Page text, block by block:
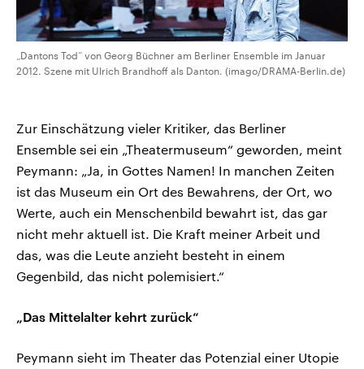
„Dantons Tod“ von Georg Büchner am Berliner Ensemble im Januar
2012. Szene mit Ulrich Brandhoff als Danton. (imago/DRAMA-Berlin.de)
Zur Einschätzung vieler Kritiker, das Berliner
Ensemble sei ein „Theatermuseum“ geworden, meint
Peymann: „Ja, in Gottes Namen! In manchen Zeiten
ist das Museum ein Ort des Bewahrens, der Ort, wo
Werte, auch ein Menschenbild bewahrt ist, das gar
nicht mehr aktuell ist. Die Kraft meiner Arbeit und
das, was die Leute anzieht besteht in einem
Gegenbild, das nicht polemisiert.“
„Das Mittelalter kehrt zurück“
Peymann sieht im Theater das Potenzial einer Utopie